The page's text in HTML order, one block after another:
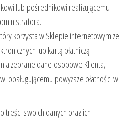
lub pośrednikowi realizującemu
korzysta w Sklepie internetowym ze
lub kartą płatniczą
zebrane dane osobowe Klienta,
obsługującemu powyższe płatności w
treści swoich danych oraz ich